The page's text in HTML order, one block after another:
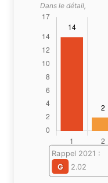
Dans le détail,
Rappel 2021 :
G
2.02